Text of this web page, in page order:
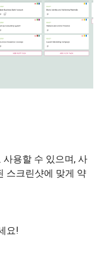
용할 수 있으며, 사
스크린샷에 맞게 약
요!